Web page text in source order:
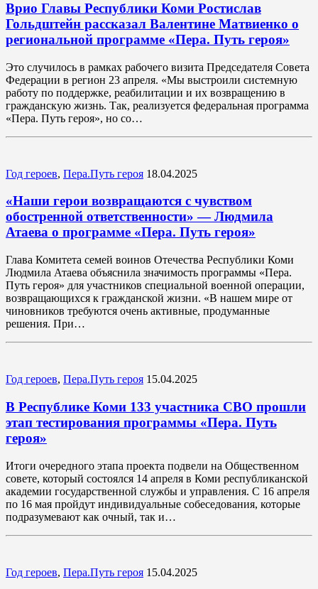
Врио Главы Республики Коми Ростислав
Гольдштейн рассказал Валентине Матвиенко о
региональной программе «Пера. Путь героя»
Это случилось в рамках рабочего визита Председателя Совета
Федерации в регион 23 апреля. «Мы выстроили системную
работу по поддержке, реабилитации и их возвращению в
гражданскую жизнь. Так, реализуется федеральная программа
«Пера. Путь героя», но со…
Год героев, Пера.Путь героя 18.04.2025
«Наши герои возвращаются с чувством
обостренной ответственности» — Людмила
Атаева о программе «Пера. Путь героя»
Глава Комитета семей воинов Отечества Республики Коми
Людмила Атаева объяснила значимость программы «Пера.
Путь героя» для участников специальной военной операции,
возвращающихся к гражданской жизни. «В нашем мире от
чиновников требуются очень активные, продуманные
решения. При…
Год героев, Пера.Путь героя 15.04.2025
В Республике Коми 133 участника СВО прошли
этап тестирования программы «Пера. Путь
героя»
Итоги очередного этапа проекта подвели на Общественном
совете, который состоялся 14 апреля в Коми республиканской
академии государственной службы и управления. С 16 апреля
по 16 мая пройдут индивидуальные собеседования, которые
подразумевают как очный, так и…
Год героев, Пера.Путь героя 15.04.2025